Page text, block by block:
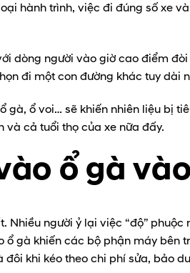
hành trình, việc đi đúng số xe
dòng người vào giờ cao điểm
đi một con đường khác tuy dài
ổ voi… sẽ khiến nhiên liệu bị
cả tuổi thọ của xe nữa đấy.
ổ gà
người ỷ lại việc “độ”
gà khiến các bộ phận máy bên
khi kéo theo chi phí sửa, bảo